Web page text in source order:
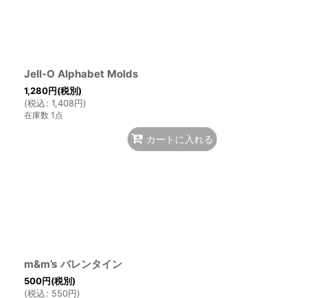
Jell-O Alphabet Molds
1,280円(税別)
(税込: 1,408円)
在庫数 1点
カートに入れる
m&m’s バレンタイン
500円(税別)
(税込: 550円)